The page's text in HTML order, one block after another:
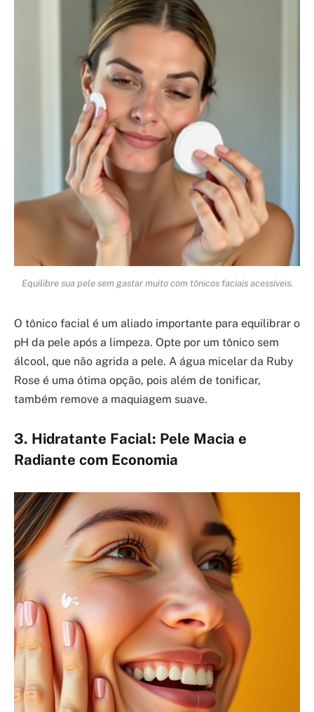
Equilibre sua pele sem gastar muito com tônicos faciais acessíveis.
O tônico facial é um aliado importante para equilibrar o
pH da pele após a limpeza. Opte por um tônico sem
álcool, que não agrida a pele. A água micelar da Ruby
Rose é uma ótima opção, pois além de tonificar,
também remove a maquiagem suave.
3. Hidratante Facial: Pele Macia e
Radiante com Economia